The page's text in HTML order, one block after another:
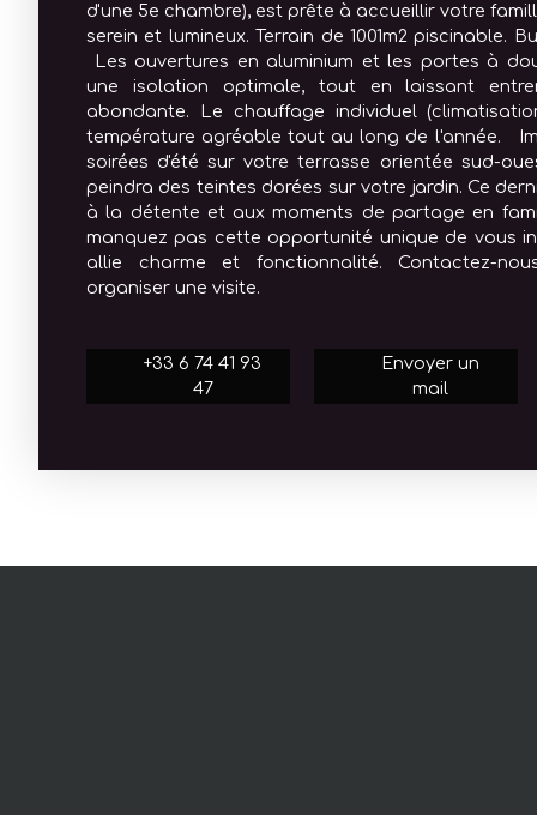
d'une 5e chambre), est prête à accueillir votre
serein et lumineux. Terrain de 1001m2 piscinable.
Les ouvertures en aluminium et les portes à
une isolation optimale, tout en laissant
abondante. Le chauffage individuel
température agréable tout au long de l'année.
soirées d'été sur votre terrasse orientée sud-
peindra des teintes dorées sur votre jardin. Ce
à la détente et aux moments de partage en
manquez pas cette opportunité unique de vous
allie charme et fonctionnalité. Contactez-
organiser une visite.
+33 6 74 41 93
47
Envoyer un
mail